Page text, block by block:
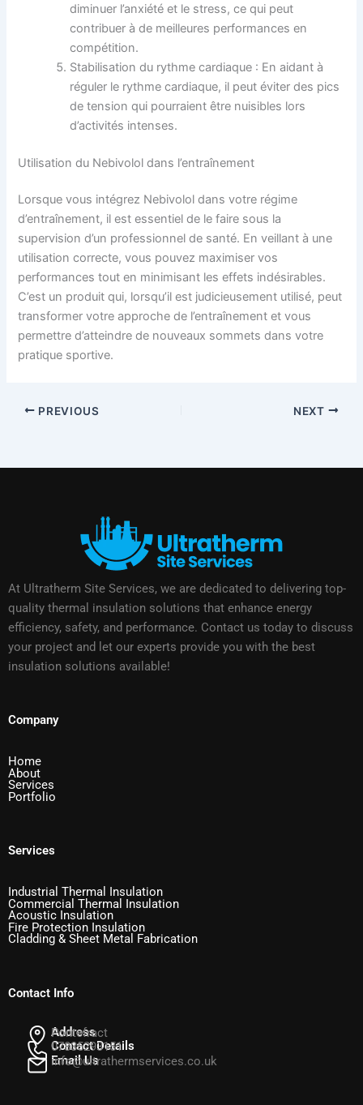
diminuer l’anxiété et le stress, ce qui peut
contribuer à de meilleures performances en
compétition.
Stabilisation du rythme cardiaque : En aidant à
réguler le rythme cardiaque, il peut éviter des pics
de tension qui pourraient être nuisibles lors
d’activités intenses.
Utilisation du Nebivolol dans l’entraînement
Lorsque vous intégrez Nebivolol dans votre régime
d’entraînement, il est essentiel de le faire sous la
supervision d’un professionnel de santé. En veillant à une
utilisation correcte, vous pouvez maximiser vos
performances tout en minimisant les effets indésirables.
C’est un produit qui, lorsqu’il est judicieusement utilisé, peut
transformer votre approche de l’entraînement et vous
permettre d’atteindre de nouveaux sommets dans votre
pratique sportive.
PREVIOUS NEXT
At Ultratherm Site Services, we are dedicated to delivering top-
quality thermal insulation solutions that enhance energy
efficiency, safety, and performance. Contact us today to discuss
your project and let our experts provide you with the best
insulation solutions available!
Company
Home
About
Services
Portfolio
Services
Industrial Thermal Insulation
Commercial Thermal Insulation
Acoustic Insulation
Fire Protection Insulation
Cladding & Sheet Metal Fabrication
Contact Info
Address
Pontefract
Contact Details
07835293151
Email Us
info@ultrathermservices.co.uk